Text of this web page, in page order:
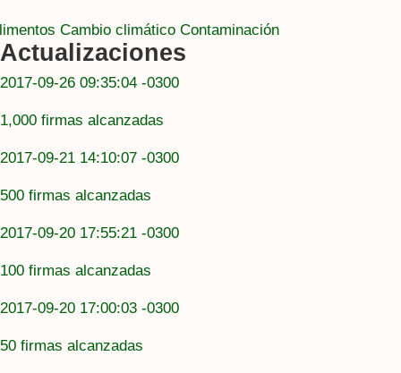
Cambio climático Contaminación
Actualizaciones
2017-09-26 09:35:04 -0300
1,000 firmas alcanzadas
2017-09-21 14:10:07 -0300
500 firmas alcanzadas
2017-09-20 17:55:21 -0300
100 firmas alcanzadas
2017-09-20 17:00:03 -0300
50 firmas alcanzadas